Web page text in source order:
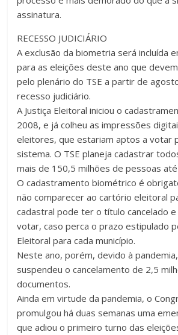
assinatura.
RECESSO JUDICIÁRIO
A exclusão da biometria será incluída
para as eleições deste ano que
pelo plenário do TSE a partir de
recesso judiciário.
A Justiça Eleitoral iniciou o
2008, e já colheu as impressões
eleitores, que estariam aptos a votar
sistema. O TSE planeja cadastrar
mais de 150,5 milhões de pessoas
O cadastramento biométrico é
não comparecer ao cartório eleitoral
cadastral pode ter o título cancelado
votar, caso perca o prazo estipulado
Eleitoral para cada município.
Neste ano, porém, devido à
suspendeu o cancelamento de 2,5
documentos.
Ainda em virtude da pandemia, o
promulgou há duas semanas uma
que adiou o primeiro turno das